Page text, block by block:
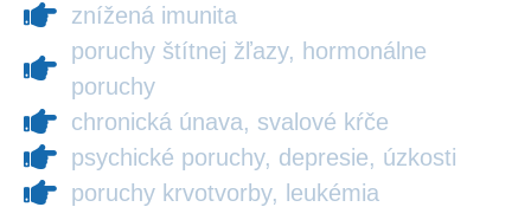
znížená imunita
poruchy štítnej žľazy, hormonálne
poruchy
chronická únava, svalové kŕče
psychické poruchy, depresie, úzkosti
poruchy krvotvorby, leukémia